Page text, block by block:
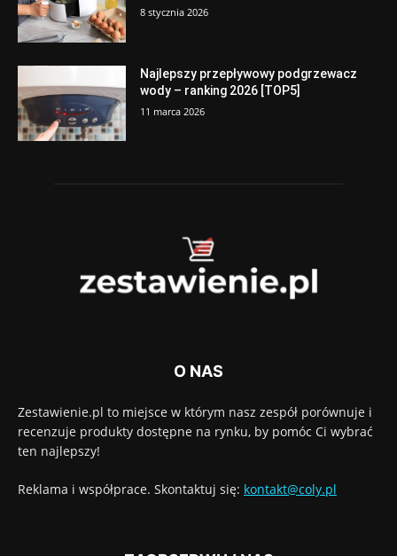
8 stycznia 2026
Najlepszy przepływowy podgrzewacz
wody – ranking 2026 [TOP5]
11 marca 2026
O NAS
Zestawienie.pl to miejsce w którym nasz zespół porównuje i
recenzuje produkty dostępne na rynku, by pomóc Ci wybrać
ten najlepszy!
Reklama i współprace. Skontaktuj się: kontakt@coly.pl